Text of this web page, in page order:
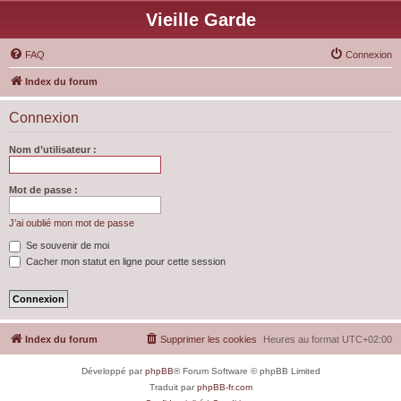
Vieille Garde
FAQ Connexion
Index du forum
Connexion
Nom d’utilisateur :
Mot de passe :
J’ai oublié mon mot de passe
Se souvenir de moi
Cacher mon statut en ligne pour cette session
Index du forum Heures au format UTC+02:00
Supprimer les cookies
Développé parphpBB® Forum Software © phpBB Limited
Traduit parphpBB-fr.com